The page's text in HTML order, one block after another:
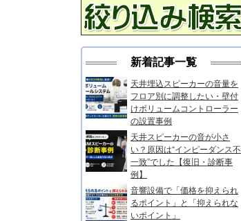
新着記事一覧
天井埋込スピーカーの音量を
フロア別に調整したい・壁付
けボリュームコントローラー
の設置事例
天井スピーカーの音が小さ
い？原因は“インピーダンス不
一致”でした【復旧・診断事
例】
音響設備で「価格を抑えられ
るポイント」と「抑えられな
いポイント」